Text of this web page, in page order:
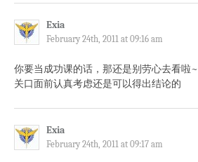
Exia
February 24th, 2011 at 09:16 am
你要当成功课的话，那还是别劳心去看啦~
关口面前认真考虑还是可以得出结论的
Exia
February 24th, 2011 at 09:17 am